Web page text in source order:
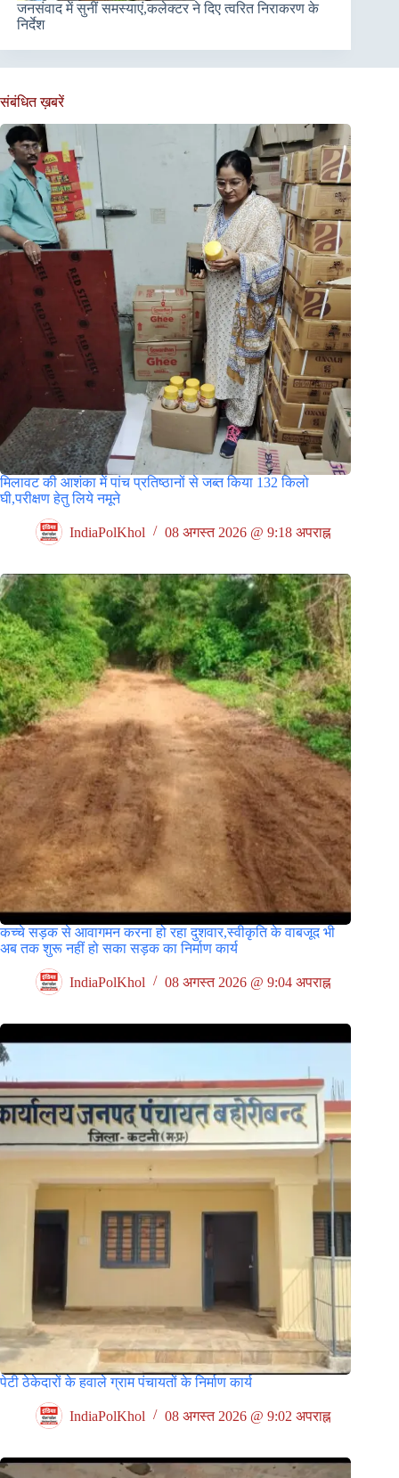
जनसंवाद में सुनीं समस्याएं,कलेक्टर ने दिए त्वरित निराकरण के
निर्देश
संबंधित ख़बरें
मिलावट की आशंका में पांच प्रतिष्ठानों से जब्त किया 132 किलो
घी,परीक्षण हेतु लिये नमूने
IndiaPolKhol 08 अगस्त 2026 @ 9:18 अपराह्न
कच्चे सड़क से आवागमन करना हो रहा दुशवार,स्वीकृति के वाबजूद भी
अब तक शुरू नहीं हो सका सड़क का निर्माण कार्य
IndiaPolKhol 08 अगस्त 2026 @ 9:04 अपराह्न
पेटी ठेकेदारों के हवाले ग्राम पंचायतों के निर्माण कार्य
IndiaPolKhol 08 अगस्त 2026 @ 9:02 अपराह्न